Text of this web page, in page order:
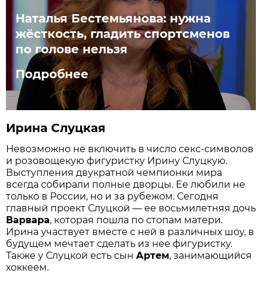
Наталья Бестемьянова: нужна
жёсткость, гладить спортсменов
по голове нельзя
Подробнее
Ирина Слуцкая
Невозможно не включить в число секс-символов
и розовощекую фигуристку Ирину Слуцкую.
Выступления двукратной чемпионки мира
всегда собирали полные дворцы. Ее любили не
только в России, но и за рубежом. Сегодня
главный проект Слуцкой — ее восьмилетняя дочь
Варвара, которая пошла по стопам матери.
Ирина участвует вместе с ней в различных шоу, в
будущем мечтает сделать из нее фигуристку.
Также у Слуцкой есть сынАртем, занимающийся
хоккеем.